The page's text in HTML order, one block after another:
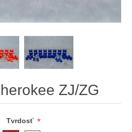
ZJ/ZG
Tvrdosť *